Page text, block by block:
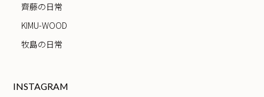
齊藤の日常
KIMU-WOOD
牧島の日常
INSTAGRAM